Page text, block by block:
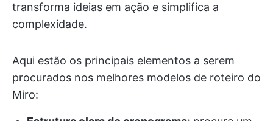
transforma ideias em ação e simplifica a
complexidade.
Aqui estão os principais elementos a serem
procurados nos melhores modelos de roteiro do
Miro: